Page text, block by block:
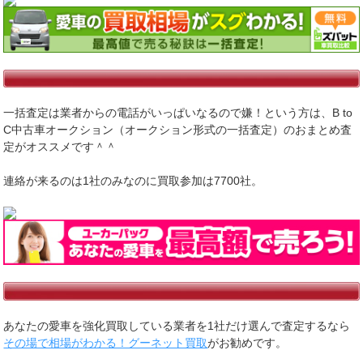
一括査定は業者からの電話がいっぱいなるので嫌！という方は、B to
C中古車オークション（オークション形式の一括査定）のおまとめ査
定がオススメです＾＾
連絡が来るのは1社のみなのに買取参加は7700社。
あなたの愛車を強化買取している業者を1社だけ選んで査定するなら
その場で相場がわかる！グーネット買取がお勧めです。